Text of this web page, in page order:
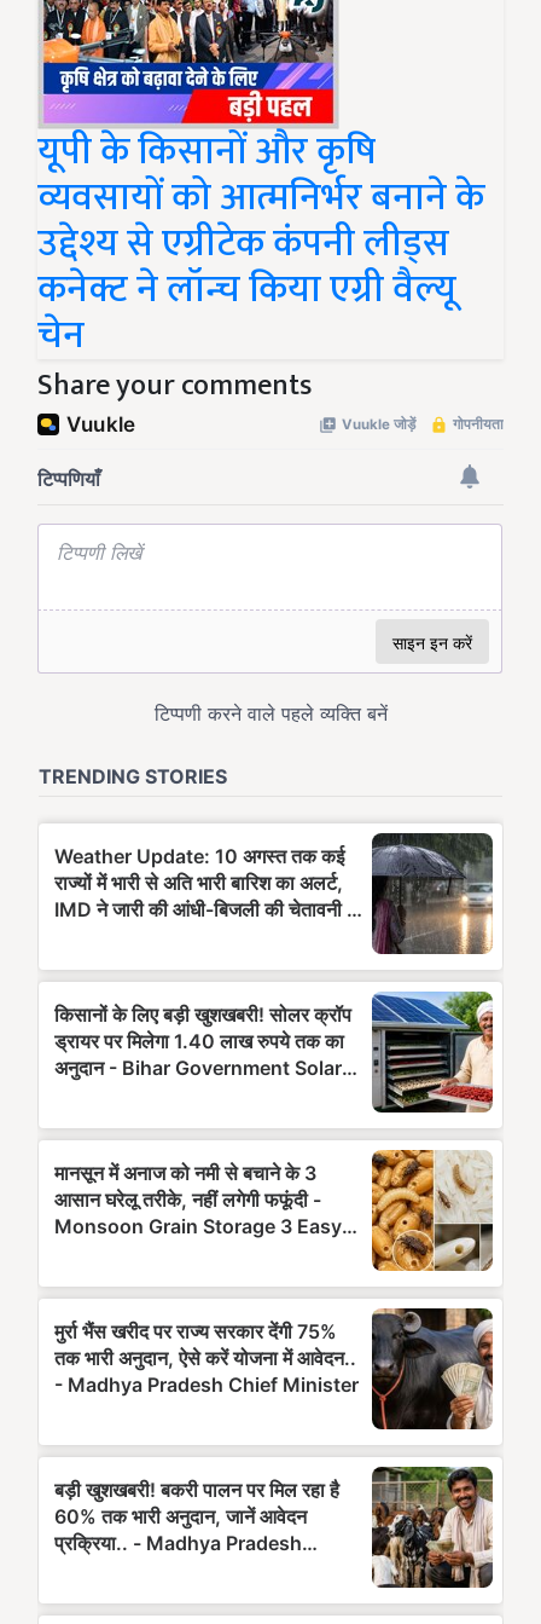
यूपी के किसानों और कृषि
व्यवसायों को आत्मनिर्भर बनाने के
उद्देश्य से एग्रीटेक कंपनी लीड्स
कनेक्ट ने लॉन्च किया एग्री वैल्यू
चेन
Share your comments